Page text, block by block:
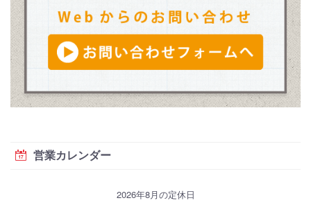
営業カレンダー
2026年8月の定休日